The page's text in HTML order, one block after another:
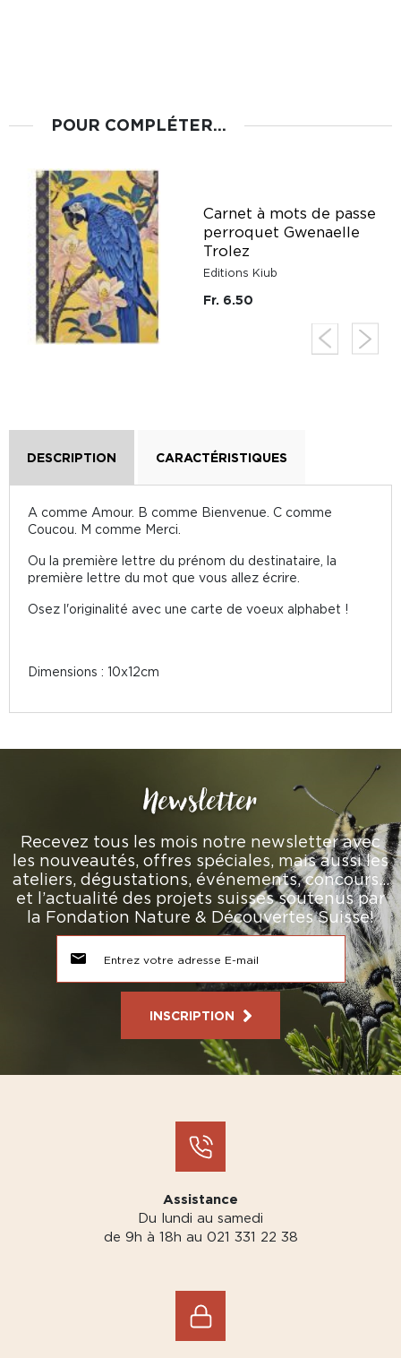
POUR COMPLÉTER...
Carnet à mots de passe
perroquet Gwenaelle
Trolez
Editions Kiub
Fr. 6.50
DESCRIPTION CARACTÉRISTIQUES
A comme Amour. B comme Bienvenue. C comme
Coucou. M comme Merci.
Ou la première lettre du prénom du destinataire, la
première lettre du mot que vous allez écrire.
Osez l'originalité avec une carte de voeux alphabet !
Dimensions : 10x12cm
Newsletter
Recevez tous les mois notre newsletter avec
les nouveautés, offres spéciales, mais aussi les
ateliers, dégustations, événements, concours…
et l’actualité des projets suisses soutenus par
la Fondation Nature & Découvertes Suisse!
INSCRIPTION
Assistance
Du lundi au samedi
de 9h à 18h au 021 331 22 38